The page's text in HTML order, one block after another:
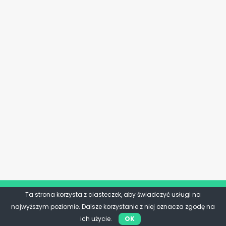
Ta strona korzysta z ciasteczek, aby świadczyć usługi na
najwyższym poziomie. Dalsze korzystanie z niej oznacza zgodę na
ich użycie.
OK